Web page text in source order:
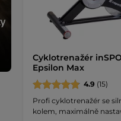
Cyklotrenažér
Epsilon Max
4.9 (15)
Profi cyklotrenažér se
kolem, maximálně